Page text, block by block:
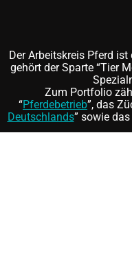
Der Arbeitskreis Pferd
gehört der Sparte “Tier
Zum Portfolio
“Pferdebetrieb”, das
Deutschlands” sowie